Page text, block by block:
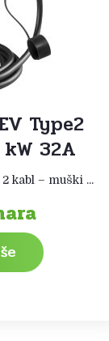
Type2
32A
kabl – muški ...